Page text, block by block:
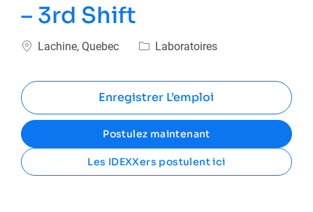
– 3rd Shift
Emplacement
Lachine, Quebec Catégorie
Laboratoires
Enregistrer L’emploi
Postulez maintenant
Les IDEXXers postulent ici